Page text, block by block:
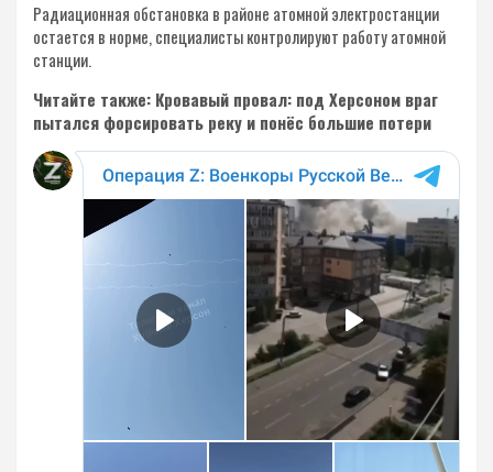
Радиационная обстановка в районе атомной электростанции
остается в норме, специалисты контролируют работу атомной
станции.
Читайте также: Кровавый провал: под Херсоном враг
пытался форсировать реку и понёс большие потери